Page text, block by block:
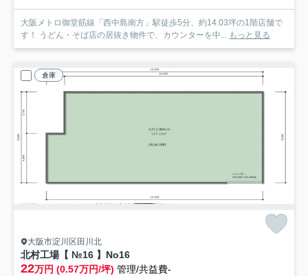
大阪メトロ御堂筋線「西中島南方」駅徒歩5分、約14.03坪の1階店舗で
す！ うどん・そば店の居抜き物件で、カウンターを中... もっと見る
倉庫
大阪市淀川区田川北
北村工場【 №16 】 No16
22万円 (0.57万円/坪) 管理/共益費-